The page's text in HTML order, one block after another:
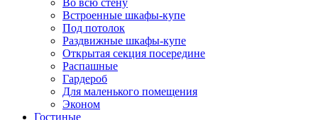
Во всю стену
Встроенные шкафы-купе
Под потолок
Раздвижные шкафы-купе
Открытая секция посередине
Распашные
Гардероб
Для маленького помещения
Эконом
Гостиные